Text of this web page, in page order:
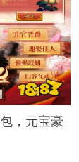
，元宝豪